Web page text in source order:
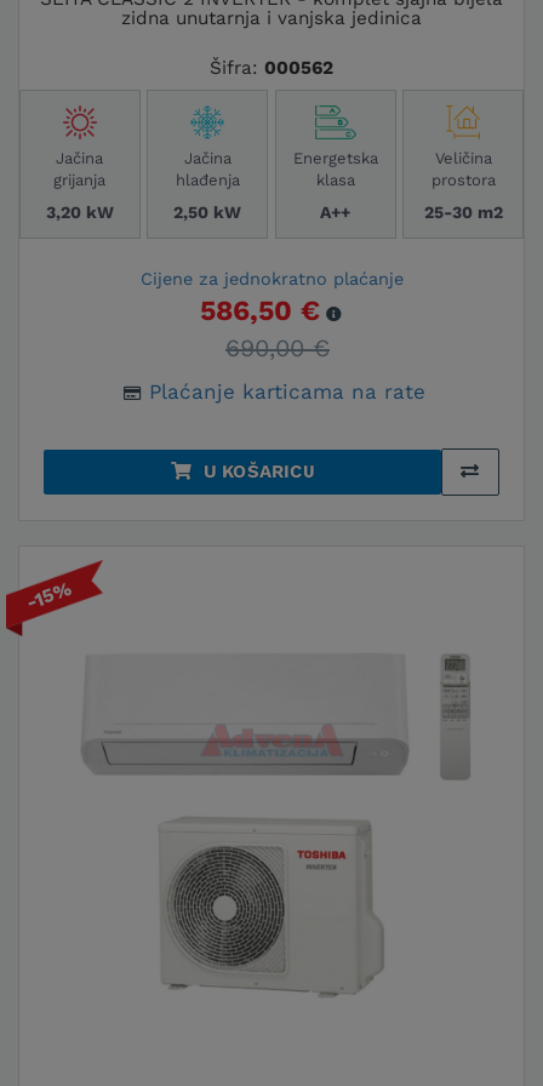
očuvati mirnu atmosferu.
Wi-Fi upravljanje za potpunu
kontrolu
Mnogi Toshiba modeli dolaze s mogućnošću
Wi-Fi upravljanja, što omogućuje jednostavno
podešavanje temperature putem mobilne
aplikacije. S ovom funkcijom, možete
upravljati klimom svog prostora s bilo kojeg
mjesta, što donosi dodatnu fleksibilnost i
optimizaciju potrošnje energije. Bilo da ste
kod kuće ili na putu, lako možete prilagoditi
rad uređaja svojim potrebama.
montaža i servis
do redovitog servisa. Stručni tehničari s
dugogodišnjim iskustvom pobrinut će se da
dugovječnost. Redoviti servisi i održavanje
ključni su za dugotrajan i učinkovit rad, a
Advena pruža tehničku podršku koja vam
omogućuje bezbrižno korištenje uređaja.
Posebne akcije, popusti i
pristupačne cijene
Toshiba klima uređaji dostupni su uz česte
akcije i popuste na Advena webshopu, što
omogućuje kupcima da osiguraju vrhunske
uređaje po najpovoljnijim uvjetima. Uz to,
zidna unutarnja i vanjska jedinica
Šifra: 000562
Jačina
grijanja
3,20 kW
Jačina
hlađenja
2,50 kW
Energetska
klasa
A++
Veličina
prostora
25-30 m2
Cijene za jednokratno plaćanje
586,50 €
690,00 €
Plaćanje karticama na rate
U KOŠARICU
-15%